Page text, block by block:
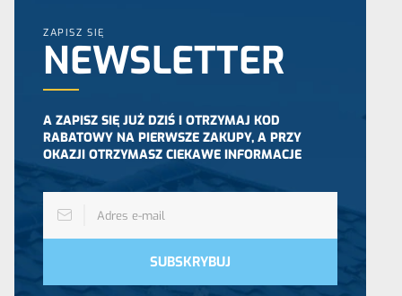
ZAPISZ SIĘ
NEWSLETTER
A ZAPISZ SIĘ JUŻ DZIŚ I OTRZYMAJ KOD
RABATOWY NA PIERWSZE ZAKUPY, A PRZY
OKAZJI OTRZYMASZ CIEKAWE INFORMACJE